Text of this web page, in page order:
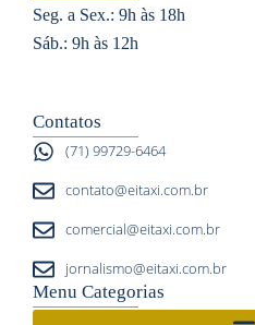
a
g
m
b
o
u
Seg. a Sex.: 9h às 18h
Sáb.: 9h às 12h
Contatos
(71) 99729-6464
contato@eitaxi.com.br
comercial@eitaxi.com.br
jornalismo@eitaxi.com.br
Menu Categorias